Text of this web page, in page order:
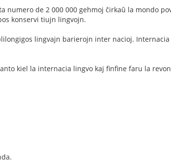
numero de 2 000 000 gehmoj ĉirkaŭ la mondo
konservi tiujn lingvojn.
lingvajn barierojn inter nacioj.
kiel la internacia lingvo kaj finfine faru la